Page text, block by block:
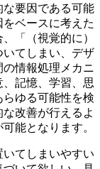
要因である可能
ベースに考えた
「（視覚的に）
いてしまい、デザ
情報処理メカニ
記憶、学習、思
ゆる可能性を検
改善が行えるよ
能となります。
てしまいやすい